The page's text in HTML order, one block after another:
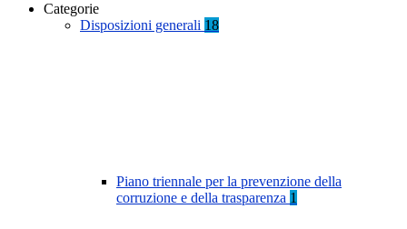
Categorie
Disposizioni generali 18
Piano triennale per la prevenzione della
corruzione e della trasparenza 1